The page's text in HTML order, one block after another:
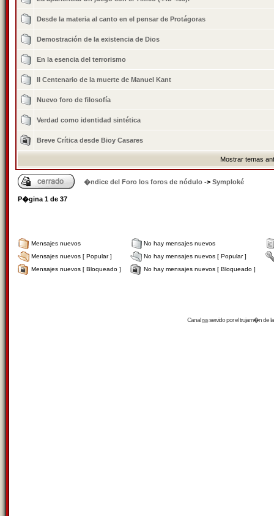
Desde la materia al canto en el pensar de Protágoras
Demostración de la existencia de Dios
En la esencia del terrorismo
II Centenario de la muerte de Manuel Kant
Nuevo foro de filosofí­a
Verdad como identidad sintética
Breve Crí­tica desde Bioy Casares
Mostrar temas
�ndice del Foro los foros de nódulo -> Symploké
P�gina 1 de 37
Mensajes nuevos
No hay mensajes nuevos
Mensajes nuevos [ Popular ]
No hay mensajes nuevos [ Popular ]
Mensajes nuevos [ Bloqueado ]
No hay mensajes nuevos [ Bloqueado ]
Canalrssservido por eltrujam�nde